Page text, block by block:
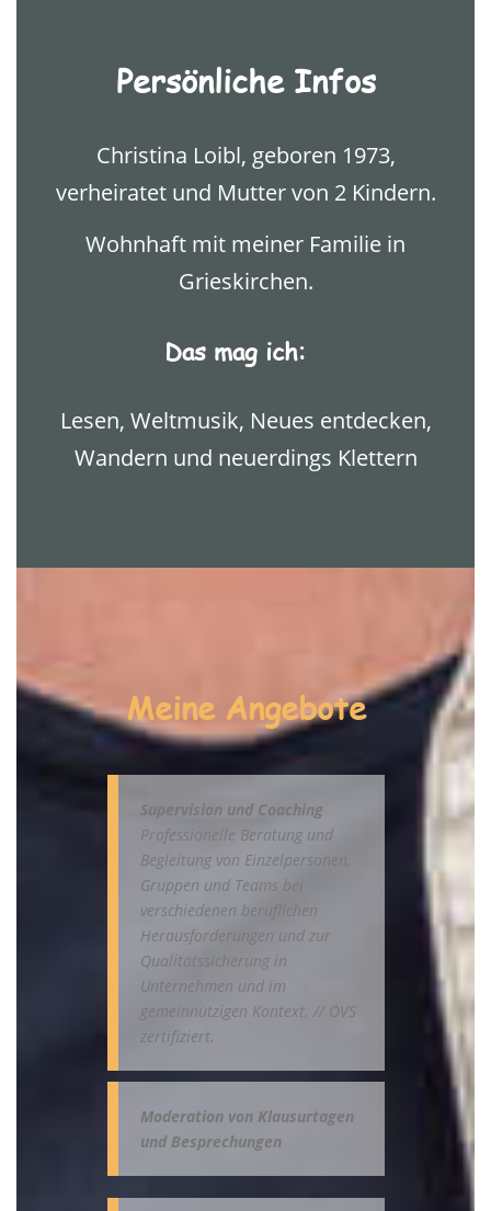
Persönliche Infos
Christina Loibl, geboren 1973,
verheiratet und Mutter von 2 Kindern.
Wohnhaft mit meiner Familie in
Grieskirchen.
Das mag ich:
Lesen, Weltmusik, Neues entdecken,
Wandern und neuerdings Klettern
Meine Angebote
Supervision und Coaching
Professionelle Beratung und
Begleitungvon Einzelpersonen,
Gruppen und Teams bei
verschiedenen beruflichen
Herausforderungen und zur
Qualitätssicherung in
Unternehmen und im
gemeinnützigen Kontext. // ÖVS
zertifiziert.
Moderation von Klausurtagen
und Besprechungen